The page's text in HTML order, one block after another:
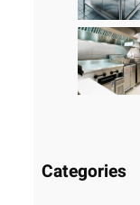
Categories